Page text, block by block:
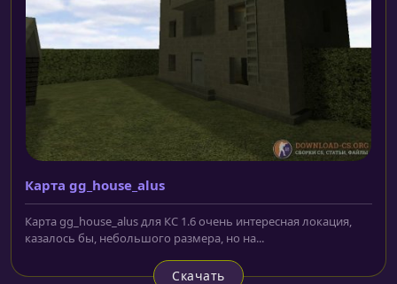
Карта gg_house_alus
Карта gg_house_alus для КС 1.6 очень интересная локация,
казалось бы, небольшого размера, но на...
Скачать